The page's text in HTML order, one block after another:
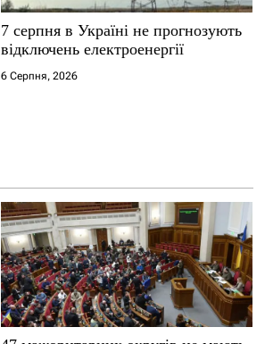
7 серпня в Україні не прогнозують
відключень електроенергії
6 Серпня, 2026